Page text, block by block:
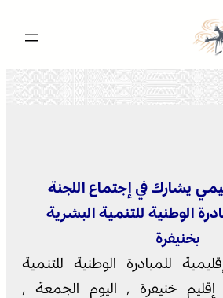
يشارك في إجتماع اللجنة
الوطنية للتنمية البشرية
بخنيفرة
للمبادرة الوطنية للتنمية
البشرية ٬ بعمالة إقليم خنيفرة ٬ اليوم الجمعة ٬